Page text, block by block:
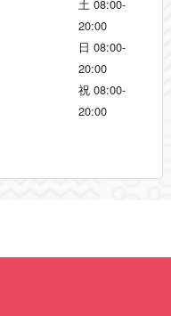
土 08:00-
20:00
日 08:00-
20:00
祝 08:00-
20:00